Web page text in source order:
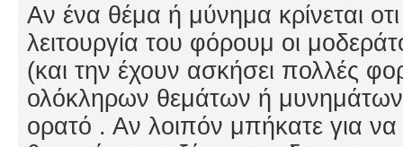
Αν ένα θέμα ή μύνημα κρίνεται
λειτουργία του φόρουμ οι
(και την έχουν ασκήσει πολλές
ολόκληρων θεμάτων ή μυνημάτων
ορατό . Αν λοιπόν μπήκατε για